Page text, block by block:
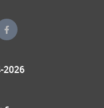
2026